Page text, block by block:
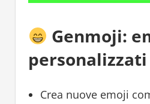
Genmoji:
personalizzati
Crea nuove emoji